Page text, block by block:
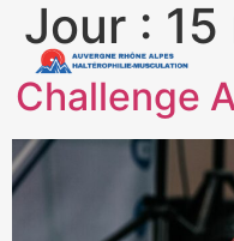
Jour :
Challenge